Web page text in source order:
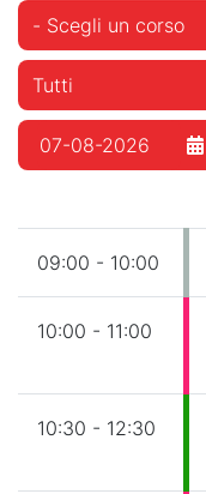
09:00 - 10:00
10:00 - 11:00
10:30 - 12:30